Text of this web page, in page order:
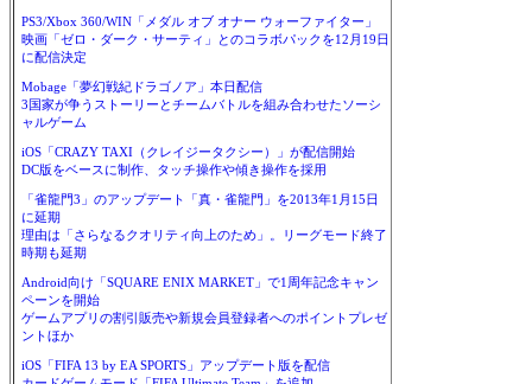
PS3/Xbox 360/WIN「メダル オブ オナー ウォーファイター」
映画「ゼロ・ダーク・サーティ」とのコラボパックを12月19日
に配信決定
Mobage「夢幻戦紀ドラゴノア」本日配信
3国家が争うストーリーとチームバトルを組み合わせたソーシ
ャルゲーム
iOS「CRAZY TAXI（クレイジータクシー）」が配信開始
DC版をベースに制作、タッチ操作や傾き操作を採用
「雀龍門3」のアップデート「真・雀龍門」を2013年1月15日
に延期
理由は「さらなるクオリティ向上のため」。リーグモード終了
時期も延期
Android向け「SQUARE ENIX MARKET」で1周年記念キャン
ペーンを開始
ゲームアプリの割引販売や新規会員登録者へのポイントプレゼ
ントほか
iOS「FIFA 13 by EA SPORTS」アップデート版を配信